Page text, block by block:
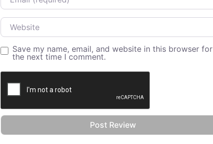
Website
Save my name, email, and website in this browser for
the next time I comment.